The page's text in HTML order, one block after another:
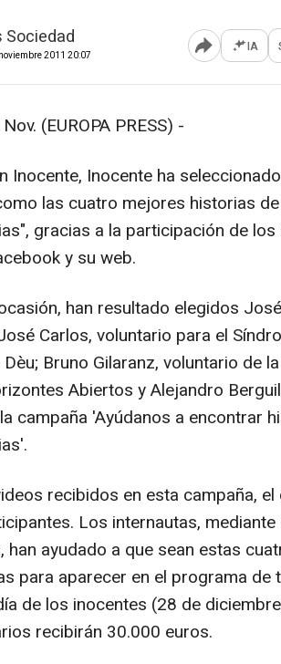
Sociedad
2011 20:07 Abrir opciones
IA
(EUROPA PRESS) -
Inocente, Inocente ha
las cuatro mejores historias
gracias a la participación de
y su web.
han resultado elegidos
Carlos, voluntario para el
Bruno Gilaranz, voluntario de
Abiertos y Alejandro
campaña 'Ayúdanos a encontrar
recibidos en esta campaña,
Los internautas,
han ayudado a que sean estas
para aparecer en el programa de
de los inocentes (28 de
recibirán 30.000 euros.